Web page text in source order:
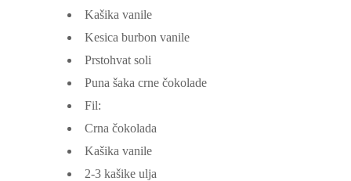
Kašika vanile
Kesica burbon vanile
Prstohvat soli
Puna šaka crne čokolade
Fil:
Crna čokolada
Kašika vanile
2-3 kašike ulja